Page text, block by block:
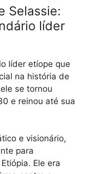
Selassie:
líder
líder etíope que
na história de
se tornou
e reinou até sua
e visionário,
para
Ele era